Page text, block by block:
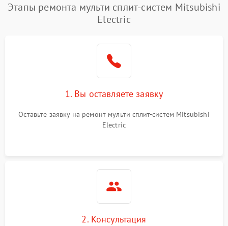
Этапы ремонта мульти сплит-систем Mitsubishi
Electric
1. Вы оставляете заявку
Оставьте заявку на ремонт мульти сплит-систем Mitsubishi
Electric
2. Консультация